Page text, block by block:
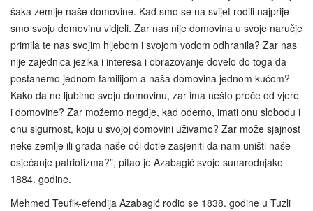
šaka zemlje naše domovine. Kad smo se na svijet rodili najprije
smo svoju domovinu vidjeli. Zar nas nije domovina u svoje naručje
primila te nas svojim hljebom i svojom vodom odhranila? Zar nas
nije zajednica jezika i interesa i obrazovanje dovelo do toga da
postanemo jednom familijom a naša domovina jednom kućom?
Kako da ne ljubimo svoju domovinu, zar ima nešto preče od vjere
i domovine? Zar možemo negdje, kad odemo, imati onu slobodu i
onu sigurnost, koju u svojoj domovini uživamo? Zar može sjajnost
neke zemlje ili grada naše oči dotle zasjeniti da nam uništi naše
osjećanje patriotizma?”, pitao je Azabagić svoje sunarodnjake
1884. godine.
Mehmed Teufik-efendija Azabagić rodio se 1838. godine u Tuzli